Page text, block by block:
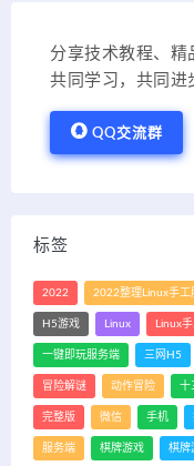
分享技术教程、精
共同学习，共同进
QQ交流群
标签
2022 2022整理Linux手工
H5游戏 Linux Linux
一键即玩服务端 三网H5
冒险解谜 动作冒险 十
完整版 微信 手机
服务端 棋牌游戏 棋牌